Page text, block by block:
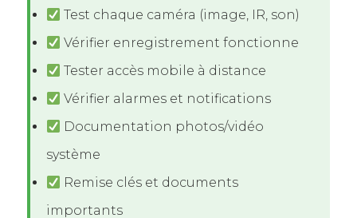
Test chaque caméra (image, IR, son)
Vérifier enregistrement fonctionne
Tester accès mobile à distance
Vérifier alarmes et notifications
Documentation photos/vidéo
système
Remise clés et documents
importants